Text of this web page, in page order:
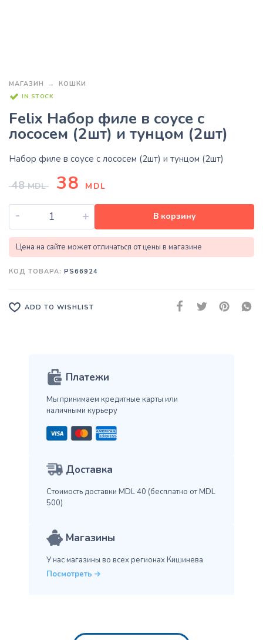
МАГАЗИН КОШКИ
IN STOCK
Felix Набор филе в соусе с
лососем (2шт) и тунцом (2шт)
Набор филе в соусе с лососем (2шт) и тунцом (2шт)
48MDL 38 MDL
- + В корзину
Цена на сайте может отличаться от цены в магазине
КОД ТОВАРА: PS66924
ADD TO WISHLIST
Платежи
Мы принимаем кредитные карты или
наличными курьеру
Доставка
Стоимость доставки MDL 40 (бесплатно от MDL
500)
Магазины
У нас магазины во всех регионах Кишинева
Посмотреть